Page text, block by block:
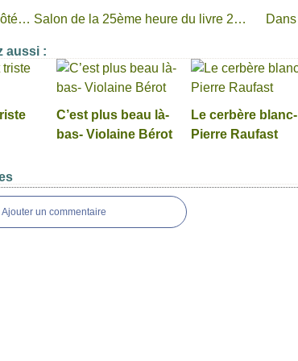
De l’autre côté… Salon de la 25ème heure du livre 2019
aussi :
C’est plus beau là-
bas- Violaine Bérot
Le cerbère blanc-
Pierre Raufast
Ajouter un commentaire